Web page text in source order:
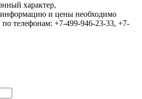
характер,
информацию и цены необходимо
телефонам: +7-499-946-23-33, +7-